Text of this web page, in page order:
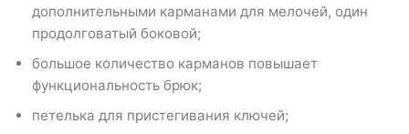
дополнительными карманами для мелочей, один
продолговатый боковой;
большое количество карманов повышает
функциональность брюк;
петелька для пристегивания ключей;